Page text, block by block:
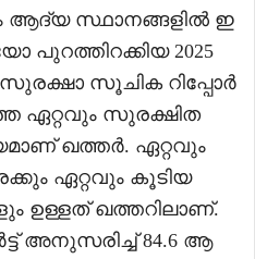
ആദ്യ സ്ഥാനങ്ങളിൽ ഇ
പുറത്തിറക്കിയ 2025
സൂചിക റിപ്പോർ
ഏറ്റവും സുരക്ഷിത
ഖത്തർ. ഏറ്റവും
ഏറ്റവും കൂടിയ
ഉള്ളത് ഖത്തറിലാണ്.
അനുസരിച്ച് 84.6 ആ